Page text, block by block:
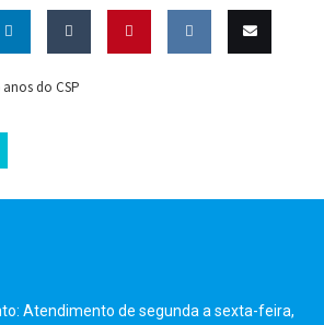
do CSP
Atendimento de segunda a sexta-feira,